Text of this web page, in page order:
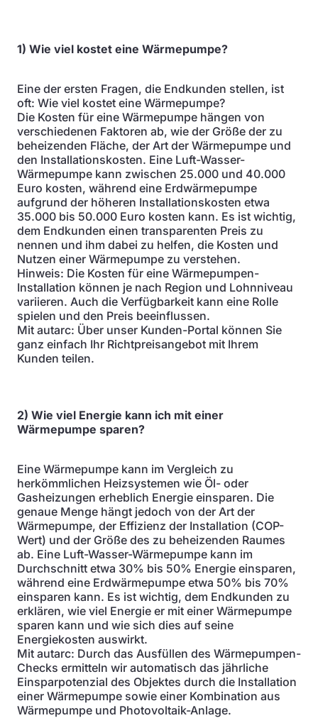
1) Wie viel kostet eine Wärmepumpe?
Eine der ersten Fragen, die Endkunden stellen, ist
oft: Wie viel kostet eine Wärmepumpe?
Die Kosten für eine Wärmepumpe hängen von
verschiedenen Faktoren ab, wie der Größe der zu
beheizenden Fläche, der Art der Wärmepumpe und
den Installationskosten. Eine Luft-Wasser-
Wärmepumpe kann zwischen 25.000 und 40.000
Euro kosten, während eine Erdwärmepumpe
aufgrund der höheren Installationskosten etwa
35.000 bis 50.000 Euro kosten kann. Es ist wichtig,
dem Endkunden einen transparenten Preis zu
nennen und ihm dabei zu helfen, die Kosten und
Nutzen einer Wärmepumpe zu verstehen.
Hinweis: Die Kosten für eine Wärmepumpen-
Installation können je nach Region und Lohnniveau
variieren. Auch die Verfügbarkeit kann eine Rolle
spielen und den Preis beeinflussen.
Mit autarc: Über unser Kunden-Portal können Sie
ganz einfach Ihr Richtpreisangebot mit Ihrem
Kunden teilen.
2) Wie viel Energie kann ich mit einer
Wärmepumpe sparen?
Eine Wärmepumpe kann im Vergleich zu
herkömmlichen Heizsystemen wie Öl- oder
Gasheizungen erheblich Energie einsparen. Die
genaue Menge hängt jedoch von der Art der
Wärmepumpe, der Effizienz der Installation (COP-
Wert) und der Größe des zu beheizenden Raumes
ab. Eine Luft-Wasser-Wärmepumpe kann im
Durchschnitt etwa 30% bis 50% Energie einsparen,
während eine Erdwärmepumpe etwa 50% bis 70%
einsparen kann. Es ist wichtig, dem Endkunden zu
erklären, wie viel Energie er mit einer Wärmepumpe
sparen kann und wie sich dies auf seine
Energiekosten auswirkt.
Mit autarc: Durch das Ausfüllen des Wärmepumpen-
Checks ermitteln wir automatisch das jährliche
Einsparpotenzial des Objektes durch die Installation
einer Wärmepumpe sowie einer Kombination aus
Wärmepumpe und Photovoltaik-Anlage.